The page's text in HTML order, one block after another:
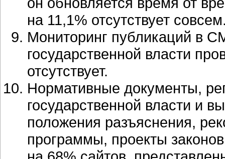
на 11,1% отсутствует
Мониторинг публикаций в
государственной власти
отсутствует.
Нормативные документы,
государственной власти и
положения разъяснения,
программы, проекты